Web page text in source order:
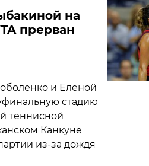
на
прерван
и Еленой
стадию
теннисной
Канкуне
из-за дождя